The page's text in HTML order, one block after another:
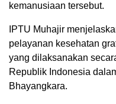
kemanusiaan tersebut.
IPTU Muhajir
pelayanan kesehatan
yang dilaksanakan
Republik Indonesia
Bhayangkara.